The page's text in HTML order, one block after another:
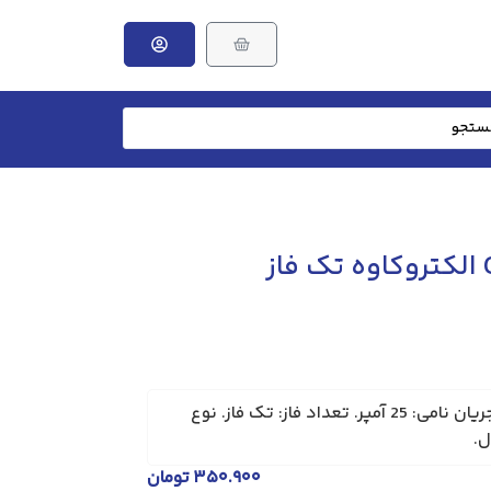
برند: الکتروکاوه. فیوز برق. جریان نامی: 25 آمپر. تعداد فاز: تک فاز. نوع
۳۵۰.۹۰۰تومان